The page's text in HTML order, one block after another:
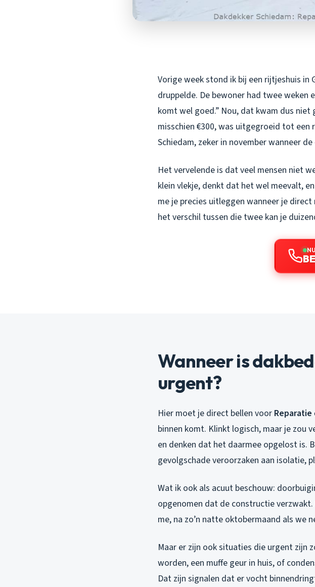
Vorige week stond ik bij een rijtjeshuis
druppelde. De bewoner had twee weken
komt wel goed.” Nou, dat kwam dus
misschien €300, was uitgegroeid tot een
Schiedam, zeker in november wanneer
Het vervelende is dat veel mensen niet
klein vlekje, denkt dat het wel meevalt,
me je precies uitleggen wanneer je
het verschil tussen die twee kan je
Wanneer is
urgent?
Hier moet je direct bellen voor Reparatie
binnen komt. Klinkt logisch, maar je zou
en denken dat het daarmee opgelost is.
gevolgschade veroorzaken aan isolatie,
Wat ik ook als acuut beschouw:
opgenomen dat de constructie
me, na zo’n natte oktobermaand als we
Maar er zijn ook situaties die urgent zijn
worden, een muffe geur in huis, of
Dat zijn signalen dat er vocht